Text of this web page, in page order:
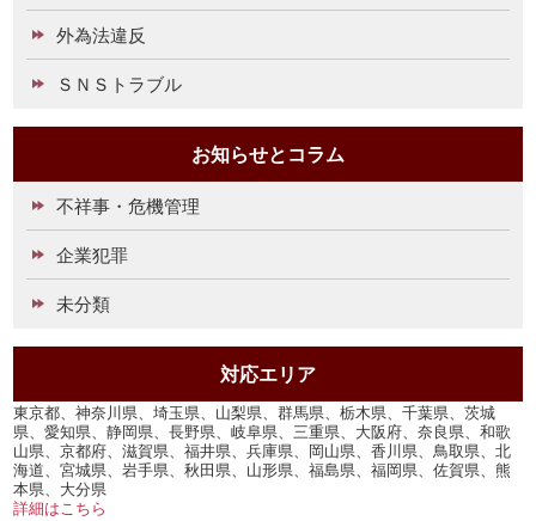
外為法違反
ＳＮＳトラブル
お知らせとコラム
不祥事・危機管理
企業犯罪
未分類
対応エリア
東京都、神奈川県、埼玉県、山梨県、群馬県、栃木県、千葉県、茨城
県、愛知県、静岡県、長野県、岐阜県、三重県、大阪府、奈良県、和歌
山県、京都府、滋賀県、福井県、兵庫県、岡山県、香川県、鳥取県、北
海道、宮城県、岩手県、秋田県、山形県、福島県、福岡県、佐賀県、熊
本県、大分県
詳細はこちら